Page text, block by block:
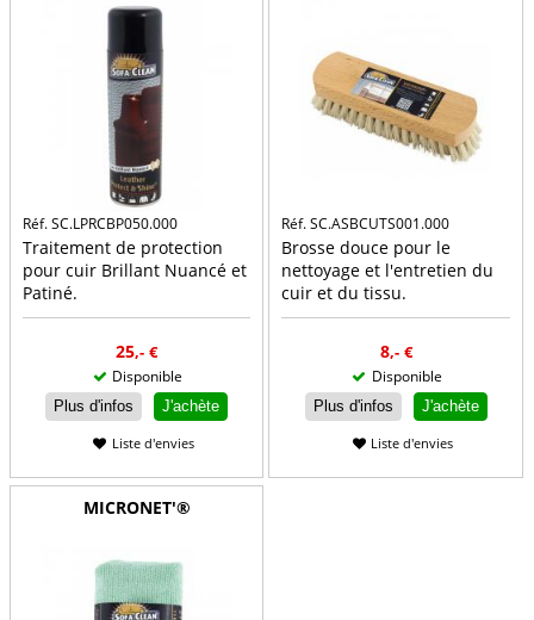
Réf. SC.LPRCBP050.000
Traitement de protection
pour cuir Brillant Nuancé et
Patiné.
25,- €
Disponible
Plus d'infos J'achète
Liste d'envies
Réf. SC.ASBCUTS001.000
Brosse douce pour le
nettoyage et l'entretien du
cuir et du tissu.
8,- €
Disponible
Plus d'infos J'achète
Liste d'envies
MICRONET'®